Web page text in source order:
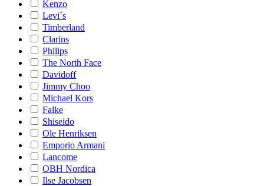
Kenzo
Levi´s
Timberland
Clarins
Philips
The North Face
Davidoff
Jimmy Choo
Michael Kors
Falke
Shiseido
Ole Henriksen
Emporio Armani
Lancome
OBH Nordica
Ilse Jacobsen